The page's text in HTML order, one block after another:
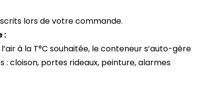
lors de votre commande.
:
à la T°C souhaitée, le conteneur s’auto-gère
cloison, portes rideaux, peinture, alarmes